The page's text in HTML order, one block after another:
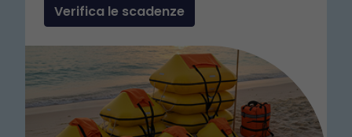
Verifica le scadenze